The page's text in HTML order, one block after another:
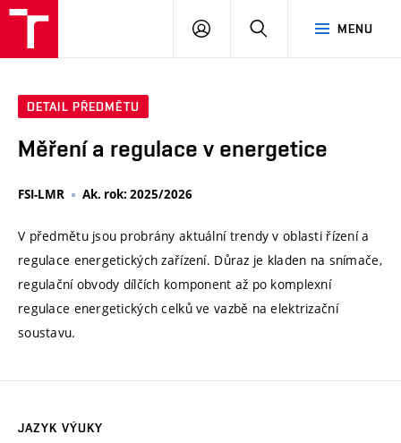
MENU
PŘIHLÁSIT
DETAIL PŘEDMĚTU
Měření a regulace v energetice
FSI-LMR Ak. rok: 2025/2026
V předmětu jsou probrány aktuální trendy v oblasti řízení a
regulace energetických zařízení. Důraz je kladen na snímače,
regulační obvody dílčích komponent až po komplexní
regulace energetických celků ve vazbě na elektrizační
soustavu.
JAZYK VÝUKY